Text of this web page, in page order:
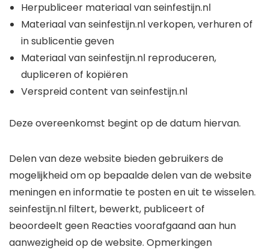
Herpubliceer materiaal van seinfestijn.nl
Materiaal van seinfestijn.nl verkopen, verhuren of
in sublicentie geven
Materiaal van seinfestijn.nl reproduceren,
dupliceren of kopiëren
Verspreid content van seinfestijn.nl
Deze overeenkomst begint op de datum hiervan.
Delen van deze website bieden gebruikers de
mogelijkheid om op bepaalde delen van de website
meningen en informatie te posten en uit te wisselen.
seinfestijn.nl filtert, bewerkt, publiceert of
beoordeelt geen Reacties voorafgaand aan hun
aanwezigheid op de website. Opmerkingen